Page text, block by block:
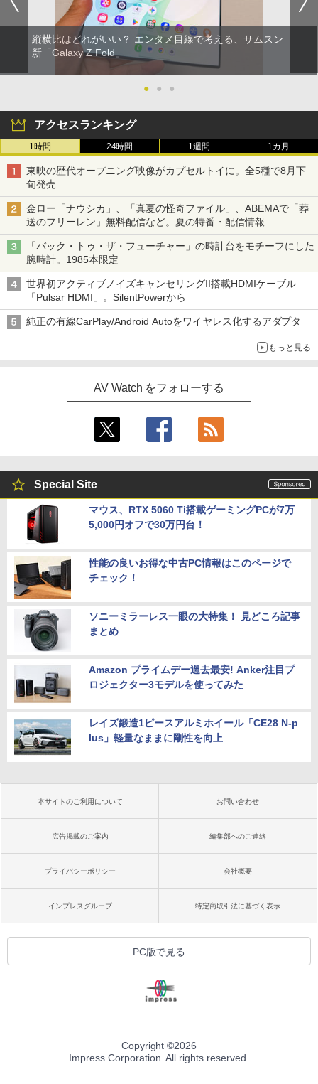
縦横比はどれがいい？ エンタメ目線で考える、サムスン
新「Galaxy Z Fold」
● ● ●
アクセスランキング
1時間 24時間 1週間 1カ月
東映の歴代オープニング映像がカプセルトイに。全5種で8月下
旬発売
金ロー「ナウシカ」、「真夏の怪奇ファイル」、ABEMAで「葬
送のフリーレン」無料配信など。夏の特番・配信情報
「バック・トゥ・ザ・フューチャー」の時計台をモチーフにした
腕時計。1985本限定
世界初アクティブノイズキャンセリングII搭載HDMIケーブル
「Pulsar HDMI」。SilentPowerから
純正の有線CarPlay/Android Autoをワイヤレス化するアダプタ
もっと見る
AV Watch をフォローする
Special Site
マウス、RTX 5060 Ti搭載ゲーミングPCが7万
5,000円オフで30万円台！
性能の良いお得な中古PC情報はこのページで
チェック！
ソニーミラーレス一眼の大特集！ 見どころ記事
まとめ
Amazon プライムデー過去最安! Anker注目プ
ロジェクター3モデルを使ってみた
レイズ鍛造1ピースアルミホイール「CE28 N-p
lus」軽量なままに剛性を向上
本サイトのご利用について お問い合わせ
広告掲載のご案内 編集部へのご連絡
プライバシーポリシー 会社概要
インプレスグループ 特定商取引法に基づく表示
PC版で見る
Copyright ©2026
Impress Corporation. All rights reserved.